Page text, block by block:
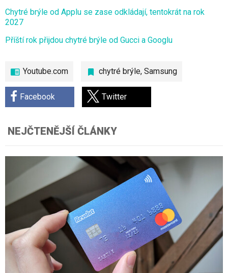
Youtube.com chytré brýle, Samsung
Facebook Twitter
Chytré brýle od Applu se zase odkládají, tentokrát na rok
2027
Příští rok přijdou chytré brýle od Gucci a Googlu
NEJČTENĚJŠÍ ČLÁNKY